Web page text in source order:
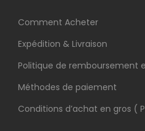
Comment Acheter
Expédition & Livraison
Politique de remboursement
Méthodes de paiement
Conditions d’achat en gros (